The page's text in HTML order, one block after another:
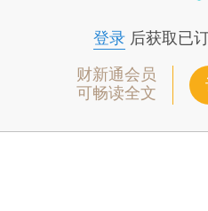
登录后获取已
财新通会员
可畅读全文